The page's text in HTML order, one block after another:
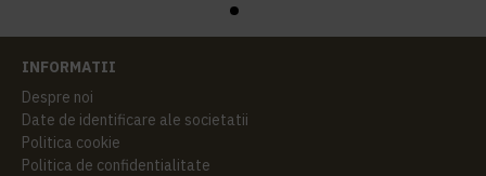
INFORMATII
Despre noi
Date de identificare ale societatii
Politica cookie
Politica de confidentialitate